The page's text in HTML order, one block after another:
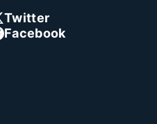
Twitter
Facebook